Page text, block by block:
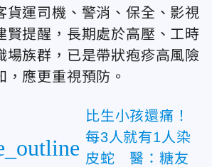
貨運司機、警消、保全、影視
賢提醒，長期處於高壓、工時
場族群，已是帶狀疱疹高風險
應更重視預防。
比生小孩還痛！
每3人就有1人染
皮蛇 醫：糖友